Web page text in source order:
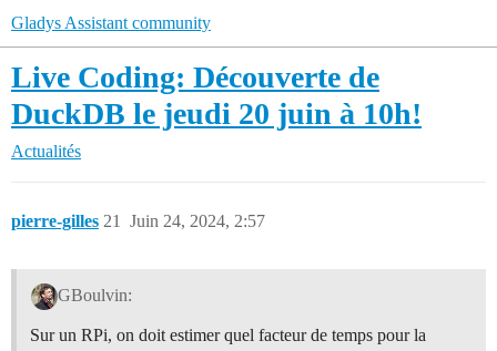
Gladys Assistant community
Live Coding: Découverte de
DuckDB le jeudi 20 juin à 10h!
Actualités
pierre-gilles Juin 24, 2024, 2:57
21
GBoulvin:
Sur un RPi, on doit estimer quel facteur de temps pour la